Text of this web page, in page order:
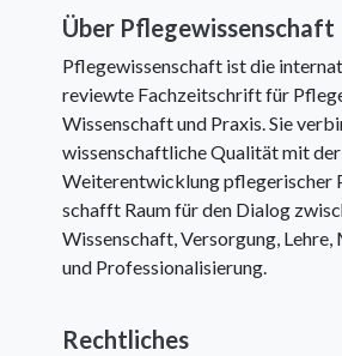
Über Pflegewissenschaft
Pflegewissenschaft ist die
reviewte Fachzeitschrift für
Wissenschaft und Praxis. Sie
wissenschaftliche Qualität mit der
Weiterentwicklung pflegerischer
schafft Raum für den Dialog
Wissenschaft, Versorgung, Lehre,
und Professionalisierung.
Rechtliches